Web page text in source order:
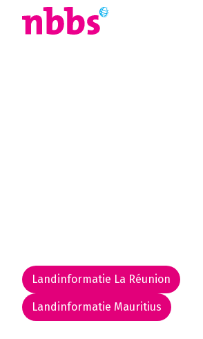
Landinformatie La Réunion
Landinformatie Mauritius